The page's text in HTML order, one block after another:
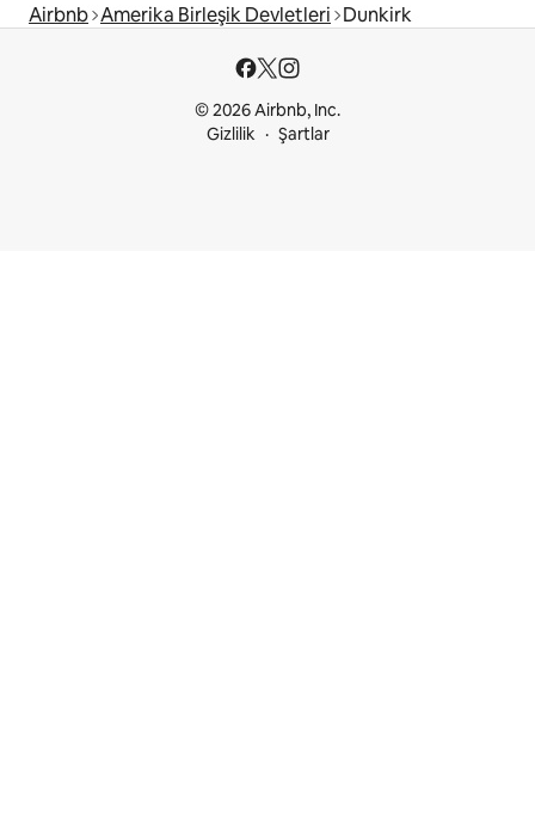
Airbnb Amerika Birleşik Devletleri Dunkirk
© 2026 Airbnb, Inc.
Gizlilik
Şartlar